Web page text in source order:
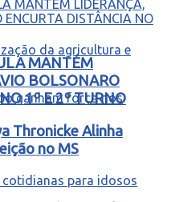
MANTÉM
BOLSONARO
1º E 2º TURNO
Thronicke Alinha
no MS